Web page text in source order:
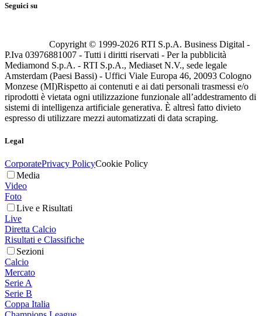
Seguici su
Copyright © 1999-2026 RTI S.p.A. Business Digital -
P.Iva 03976881007 - Tutti i diritti riservati - Per la pubblicità
Mediamond S.p.A. - RTI S.p.A., Mediaset N.V., sede legale
Amsterdam (Paesi Bassi) - Uffici Viale Europa 46, 20093 Cologno
Monzese (MI)Rispetto ai contenuti e ai dati personali trasmessi e/o
riprodotti è vietata ogni utilizzazione funzionale all’addestramento di
sistemi di intelligenza artificiale generativa. È altresì fatto divieto
espresso di utilizzare mezzi automatizzati di data scraping.
Legal
CorporatePrivacy PolicyCookie Policy
Media
Video
Foto
Live e Risultati
Live
Diretta Calcio
Risultati e Classifiche
Sezioni
Calcio
Mercato
Serie A
Serie B
Coppa Italia